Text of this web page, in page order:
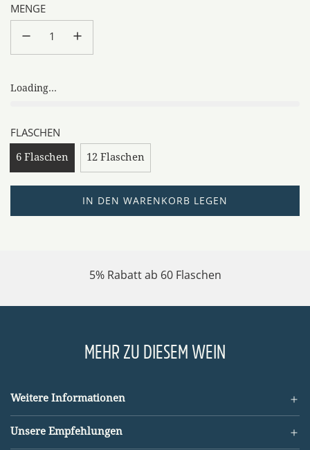
MENGE
Loading...
FLASCHEN
6 Flaschen 12 Flaschen
L
A
.
IN DEN WARENKORB LEGEN
5% Rabatt ab 60 Flaschen
MEHR ZU DIESEM WEIN
Weitere Informationen
Unsere Empfehlungen